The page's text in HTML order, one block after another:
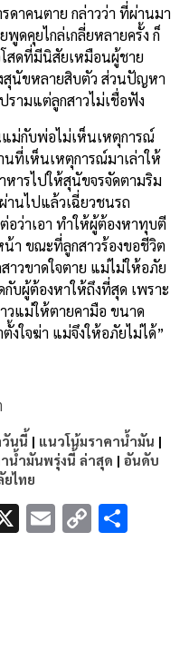
ดาคนตาย กล่าวว่า ที่ผ่านมา
พูดคุยไกล่เกลี่ยหลายครั้ง ก็
สดที่มีนิสัยเหมือนผู้ชาย
สุนัขหลายสิบตัว ส่วนปัญหา
ามแต่ลูกสาวไม่เชื่อฟัง
ม่กับพ่อไม่เห็นเหตุการณ์
ที่เห็นเหตุการณ์มาเล่าให้
หารไปให้สุนัขจรจัดตามริม
นไปแล้วเฉี่ยวชนรถ
อว่าเอา ทำให้ผู้ต้องหาทุบตี
า ขณะที่ลูกสาวร้องขอชีวิต
าวขาดใจตาย แม่ไม่ให้อภัย
บผู้ต้องหาให้ถึงที่สุด เพราะ
วแม่ให้ตายคามือ ขนาด
งใจฆ่า แม่จึงให้อภัยไม่ได้”
นนี้ | แนวโน้มราคาน้ำมัน |
น้ำมันพรุ่งนี้ ล่าสุด | อันดับ
ไทย
X E C